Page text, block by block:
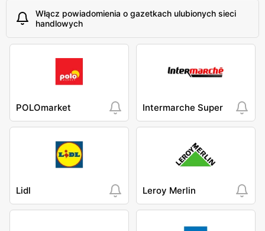
Włącz powiadomienia o gazetkach ulubionych sieci
handlowych
POLOmarket Intermarche Super
Lidl Leroy Merlin